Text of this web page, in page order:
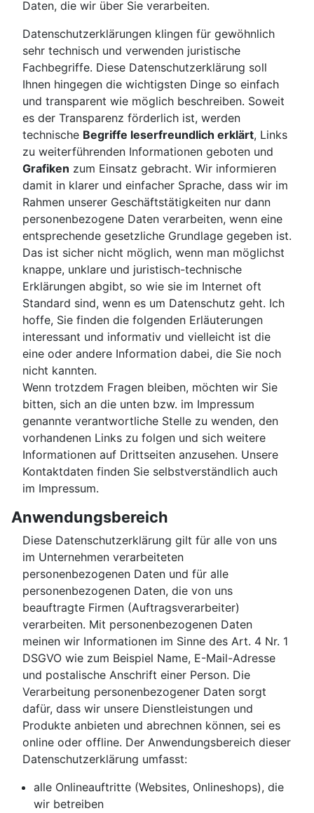
Daten, die wir über Sie verarbeiten.
Datenschutzerklärungen klingen für gewöhnlich
sehr technisch und verwenden juristische
Fachbegriffe. Diese Datenschutzerklärung soll
Ihnen hingegen die wichtigsten Dinge so einfach
und transparent wie möglich beschreiben. Soweit
es der Transparenz förderlich ist, werden
technische Begriffe leserfreundlich erklärt, Links
zu weiterführenden Informationen geboten und
Grafiken zum Einsatz gebracht. Wir informieren
damit in klarer und einfacher Sprache, dass wir im
Rahmen unserer Geschäftstätigkeiten nur dann
personenbezogene Daten verarbeiten, wenn eine
entsprechende gesetzliche Grundlage gegeben ist.
Das ist sicher nicht möglich, wenn man möglichst
knappe, unklare und juristisch-technische
Erklärungen abgibt, so wie sie im Internet oft
Standard sind, wenn es um Datenschutz geht. Ich
hoffe, Sie finden die folgenden Erläuterungen
interessant und informativ und vielleicht ist die
eine oder andere Information dabei, die Sie noch
nicht kannten.
Wenn trotzdem Fragen bleiben, möchten wir Sie
bitten, sich an die unten bzw. im Impressum
genannte verantwortliche Stelle zu wenden, den
vorhandenen Links zu folgen und sich weitere
Informationen auf Drittseiten anzusehen. Unsere
Kontaktdaten finden Sie selbstverständlich auch
im Impressum.
Anwendungsbereich
Diese Datenschutzerklärung gilt für alle von uns
im Unternehmen verarbeiteten
personenbezogenen Daten und für alle
personenbezogenen Daten, die von uns
beauftragte Firmen (Auftragsverarbeiter)
verarbeiten. Mit personenbezogenen Daten
meinen wir Informationen im Sinne des Art. 4 Nr. 1
DSGVO wie zum Beispiel Name, E-Mail-Adresse
und postalische Anschrift einer Person. Die
Verarbeitung personenbezogener Daten sorgt
dafür, dass wir unsere Dienstleistungen und
Produkte anbieten und abrechnen können, sei es
online oder offline. Der Anwendungsbereich dieser
Datenschutzerklärung umfasst:
alle Onlineauftritte (Websites, Onlineshops), die
wir betreiben